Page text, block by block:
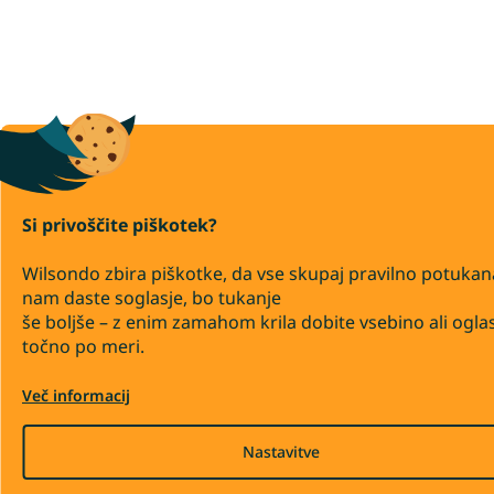
Si privoščite piškotek?
Wilsondo zbira piškotke, da vse skupaj pravilno
nam daste soglasje, bo tukanje
še boljše – z enim zamahom krila dobite vsebino ali
točno po meri.
Več informacij
Nastavitve